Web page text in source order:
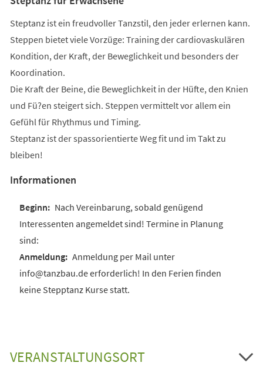
Steptanz ist ein freudvoller Tanzstil, den jeder erlernen kann.
Steppen bietet viele Vorzüge: Training der cardiovaskulären
Kondition, der Kraft, der Beweglichkeit und besonders der
Koordination.
Die Kraft der Beine, die Beweglichkeit in der Hüfte, den Knien
und Fü?en steigert sich. Steppen vermittelt vor allem ein
Gefühl für Rhythmus und Timing.
Steptanz ist der spassorientierte Weg fit und im Takt zu
bleiben!
Informationen
Nach Vereinbarung, sobald genügend
Interessenten angemeldet sind! Termine in Planung
sind:
Anmeldung per Mail unter
info@tanzbau.de erforderlich! In den Ferien finden
keine Stepptanz Kurse statt.
VERANSTALTUNGSORT